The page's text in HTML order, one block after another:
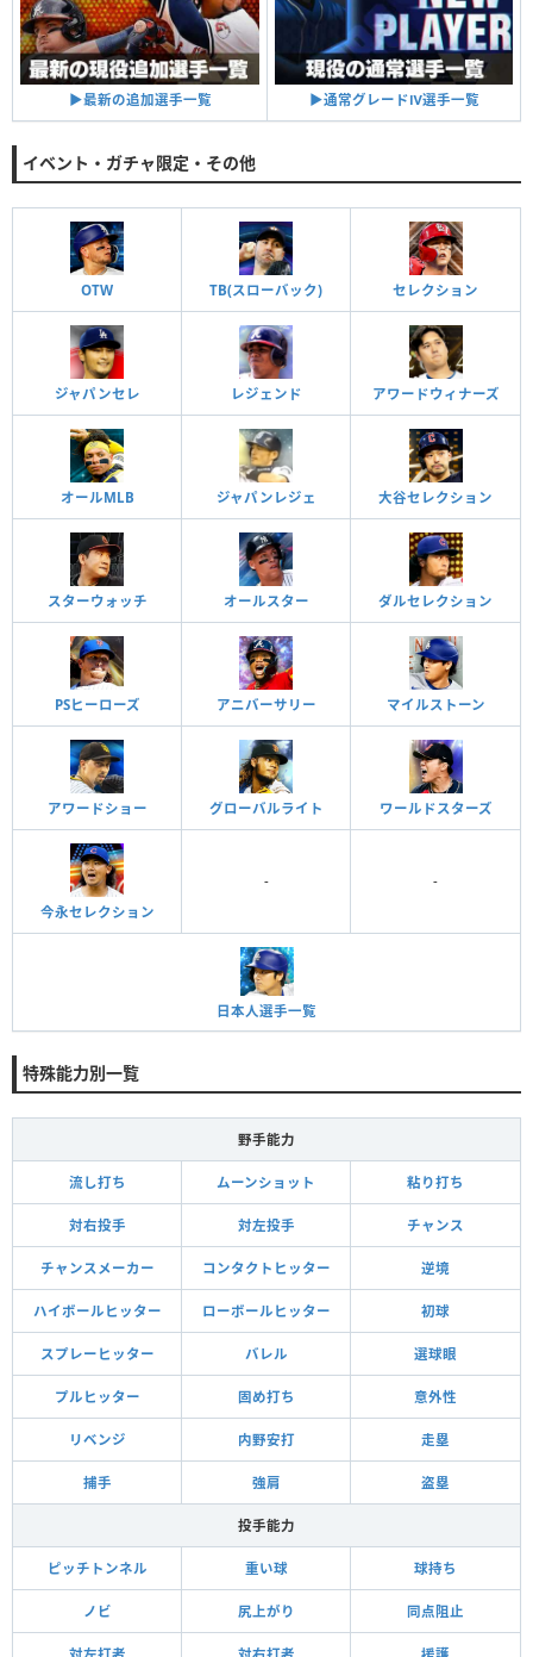
▶︎最新の追加選手一覧 ▶︎通常グレードⅣ選手一覧
イベント・ガチャ限定・その他
OTW TB(スローバック) セレクション
ジャパンセレ レジェンド アワードウィナーズ
オールMLB ジャパンレジェ 大谷セレクション
スターウォッチ オールスター ダルセレクション
PSヒーローズ アニバーサリー マイルストーン
アワードショー グローバルライト ワールドスターズ
今永セレクション
- -
日本人選手一覧
特殊能力別一覧
野手能力
流し打ち ムーンショット 粘り打ち
対右投手 対左投手 チャンス
チャンスメーカー コンタクトヒッター 逆境
ハイボールヒッター ローボールヒッター 初球
スプレーヒッター バレル 選球眼
プルヒッター 固め打ち 意外性
リベンジ 内野安打 走塁
捕手 強肩 盗塁
投手能力
ピッチトンネル 重い球 球持ち
ノビ 尻上がり 同点阻止